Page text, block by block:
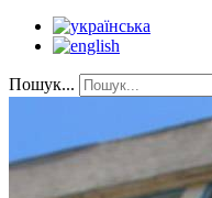
Пошук...